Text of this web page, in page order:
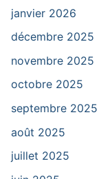
janvier 2026
décembre 2025
novembre 2025
octobre 2025
septembre 2025
août 2025
juillet 2025